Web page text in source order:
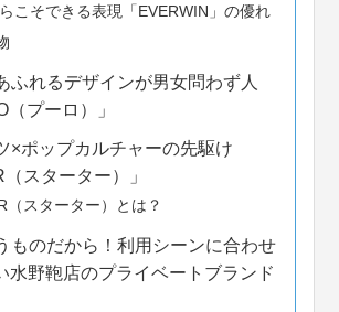
こそできる表現「EVERWIN」の優れ
ふれるデザインが男女問わず人
プーロ）」
×ポップカルチャーの先駆け
（スターター）」
（スターター）とは？
ものだから！利用シーンに合わせ
水野鞄店のプライベートブランド